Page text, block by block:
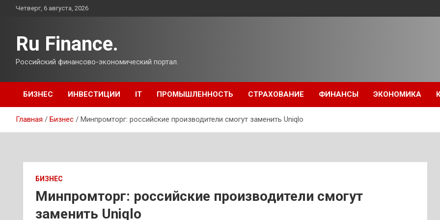
ПерейтиЧетверг, 6 августа, 2026
Ru Finance.
Российский финансово-экономический портал.
БИЗНЕС ИНВЕСТИЦИИ IT ПРОМЫШЛЕННОСТЬ СТРАХОВАНИЕ ФИНАНСЫ ЭКОНОМИКА
Главная Бизнес Минпромторг: российские производители смогут заменить Uniqlo
БИЗНЕС
Минпромторг: российские производители смогут
заменить Uniqlo